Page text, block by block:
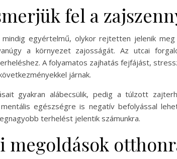
fel a
egyértelmű, olykor rejtetten jelenik
a környezet zajosságát. Az utcai
A folyamatos zajhatás fejfájást,
járnak.
gyakran alábecsülik, pedig a túlzott
egészségre is negatív befolyással
terhelést jelentik számunkra.
megoldások